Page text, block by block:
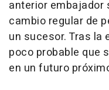
anterior embajador
cambio regular de
un sucesor. Tras la
poco probable que
en un futuro